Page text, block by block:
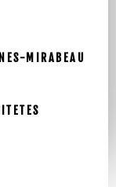
MIRABEAU